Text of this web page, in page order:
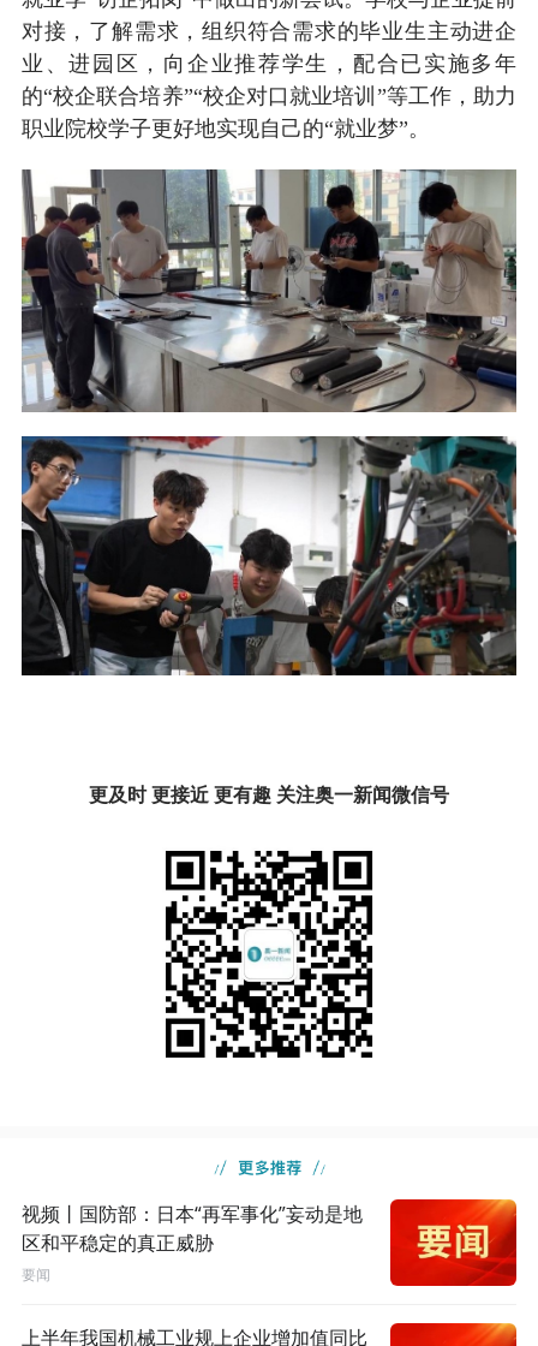
对接，了解需求，组织符合需求的毕业生主动进企
业、进园区，向企业推荐学生，配合已实施多年
的“校企联合培养”“校企对口就业培训”等工作，助力
职业院校学子更好地实现自己的“就业梦”。
更及时 更接近 更有趣 关注奥一新闻微信号
视频丨国防部：日本“再军事化”妄动是地
区和平稳定的真正威胁
要闻
上半年我国机械工业规上企业增加值同比